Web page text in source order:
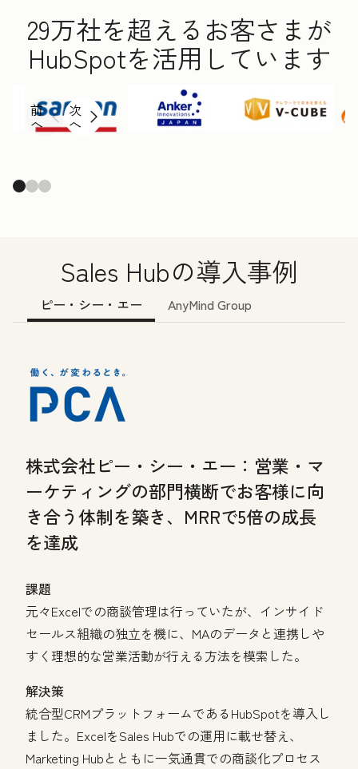
29万社を超えるお客さまが
HubSpotを活用しています
前
へ
次
へ
Sales Hubの導入事例
ピー・シー・エー AnyMind Group
株式会社ピー・シー・エー： 営業・マ
ーケティングの部門横断でお客様に向
き合う体制を築き、MRRで5倍の成長
を達成
課題
元々Excelでの商談管理は行っていたが、インサイド
セールス組織の独立を機に、MAのデータと連携しや
すく理想的な営業活動が行える方法を模索した。
解決策
統合型CRMプラットフォームであるHubSpotを導入し
ました。ExcelをSales Hubでの運用に載せ替え、
Marketing Hubとともに一気通貫での商談化プロセス